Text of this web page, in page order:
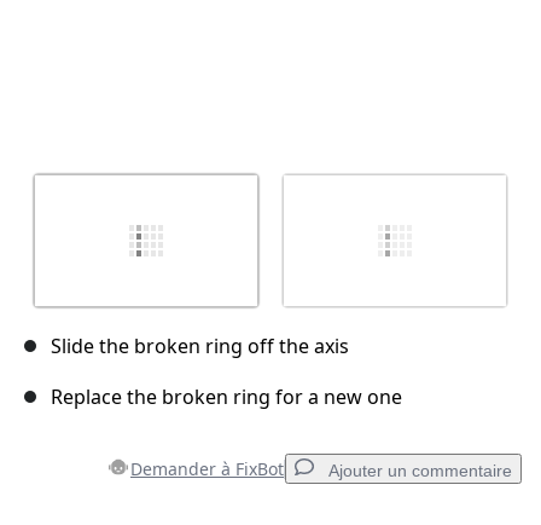
Slide the broken ring off the axis
Replace the broken ring for a new one
Demander à FixBot Ajouter un commentaire